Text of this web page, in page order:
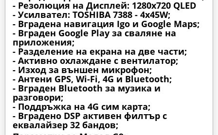
- Резолюция на Дисплей: 1280х720 QLED
- Усилвател: TOSHIBA 7388 - 4x45W;
- Вградена навигация Igo и Google Maps;
- Вграден Google Play за сваляне на
приложения;
- Разделение на екрана на две части;
- Активно охлаждане с вентилатор;
- Изход за външен микрофон;
- Антени GPS, Wi-Fi, 4G и Bluetooth;
- Вграден Bluetooth за музика и
разговори;
- Поддръжка на 4G сим карта;
- Вградено DSP активен филтър с
еквалайзер 32 бандов;